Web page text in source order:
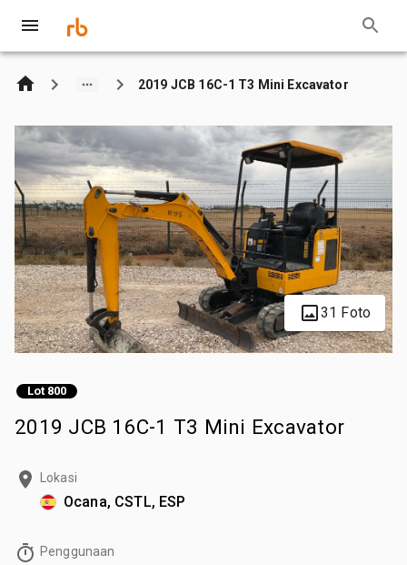
2019 JCB 16C-1 T3 Mini Excavator
31 Foto
Lot 800
2019 JCB 16C-1 T3 Mini Excavator
Lokasi
Ocana, CSTL, ESP
Penggunaan